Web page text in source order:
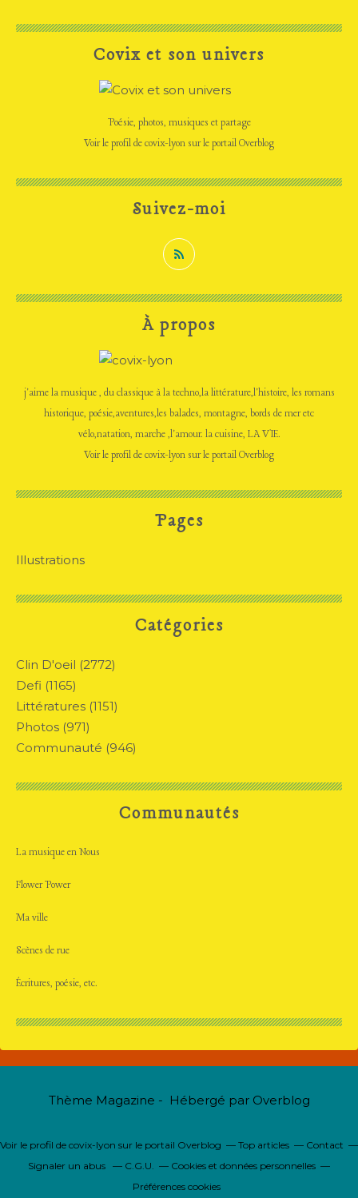
Catégories
Clin D'oeil (2772)
Defi (1165)
Littératures (1151)
Photos (971)
Communauté (946)
Pages
Illustrations
Covix et son univers
Poésie, photos, musiques et partage
Voir le profil decovix-lyon sur le portail Overblog
Suivez-moi
À propos
j'aime la musique , du classique à la techno,la littérature,l'histoire, les romans
historique, poésie,aventures,les balades, montagne, bords de mer etc
vélo,natation, marche ,l'amour. la cuisine, LA VIE.
Voir le profil decovix-lyon sur le portail Overblog
Communautés
La musique en Nous
Flower Power
Ma ville
Scènes de rue
Écritures, poésie, etc.
Thème Magazine - Hébergé par Overblog
Voir le profil de covix-lyon sur le portail Overblog Top articles
Contact
Signaler un abus
C.G.U.
Cookies et données personnelles
Préférences cookies